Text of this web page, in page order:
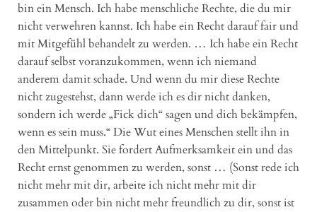
bin ein Mensch. Ich habe menschliche Rechte, die du mir
nicht verwehren kannst. Ich habe ein Recht darauf fair und
mit Mitgefühl behandelt zu werden. … Ich habe ein Recht
darauf selbst voranzukommen, wenn ich niemand
anderem damit schade. Und wenn du mir diese Rechte
nicht zugestehst, dann werde ich es dir nicht danken,
sondern ich werde „Fick dich“ sagen und dich bekämpfen,
wenn es sein muss.“ Die Wut eines Menschen stellt ihn in
den Mittelpunkt. Sie fordert Aufmerksamkeit ein und das
Recht ernst genommen zu werden, sonst … (Sonst rede ich
nicht mehr mit dir, arbeite ich nicht mehr mit dir
zusammen oder bin nicht mehr freundlich zu dir, sonst ist